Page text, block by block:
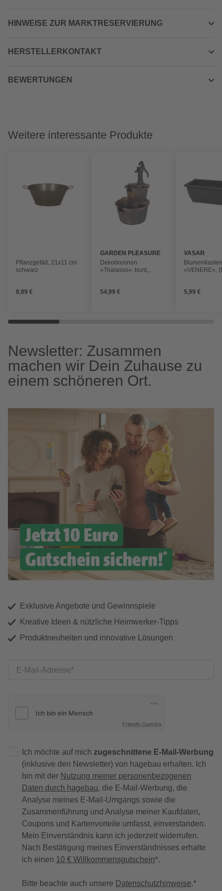
HINWEISE ZUR MARKTRESERVIERUNG
HERSTELLERKONTAKT
BEWERTUNGEN
Weitere interessante Produkte
Pflanzgefäß, 21x11 cm
schwarz
8,99 €
GARDEN PLEASURE
Dekobrunnen
»Thalasso«, bunt,
54,99 €
VASAR
»VENERE«,
5,99 €
Newsletter: Zusammen
machen wir Dein Zuhause zu
einem schöneren Ort.
Exklusive Angebote und Gewinnspiele
Kreative Ideen & nützliche Heimwerker-Tipps
Produktneuheiten und innovative Lösungen
E-Mail-Adresse
Friendly Captcha
Ich möchte auf mich zugeschnittene E-Mail-Werbung
(inklusive den Newsletter) von hagebau erhalten. Ich
bin mit der Nutzung meiner personenbezogenen
Daten durch hagebau, die E-Mail-Werbung, die
Analyse meines E-Mail-Umgangs sowie die
Zusammenführung und Analyse meiner Kaufdaten,
Coupons und Kartenvorteile umfasst, einverstanden.
Mein Einverständnis kann ich jederzeit widerrufen.
Nach Bestätigung meines Einverständnisses erhalte
ich einen 10 € Willkommensgutschein*.
Bitte beachte auch unsere Datenschutzhinweise.